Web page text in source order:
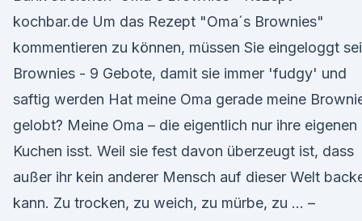
kochbar.de Um das Rezept "Oma´s Brownies"
kommentieren zu können, müssen Sie eingeloggt
Brownies - 9 Gebote, damit sie immer 'fudgy' und
saftig werden Hat meine Oma gerade meine
gelobt? Meine Oma – die eigentlich nur ihre eigenen
Kuchen isst. Weil sie fest davon überzeugt ist, dass
außer ihr kein anderer Mensch auf dieser Welt
kann. Zu trocken, zu weich, zu mürbe, zu … –